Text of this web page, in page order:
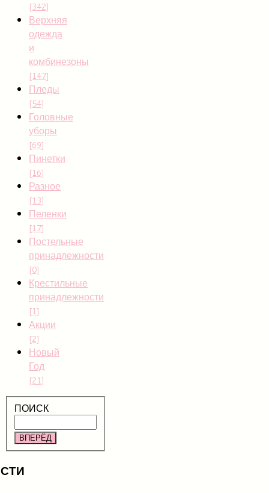
[342]
Верхняя
одежда
и
комбинезоны
[147]
Пледы
[54]
Головные
уборы
[69]
Пинетки
[16]
Разное
[13]
Пеленки
[17]
Постельные
принадлежности
[0]
Крестильные
принадлежности
[1]
Акции
[2]
Новый
Год
[21]
ПОИСК
ВПЕРЁД